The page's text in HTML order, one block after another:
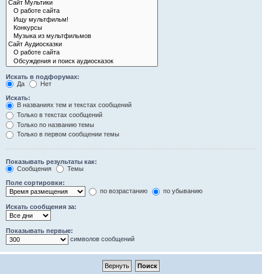
Искать в подфорумах:
Да
Нет
Искать:
В названиях тем и текстах сообщений
Только в текстах сообщений
Только по названию темы
Только в первом сообщении темы
Показывать результаты как:
Сообщения
Темы
Поле сортировки:
по возрастанию
по убыванию
Искать сообщения за:
Показывать первые:
символов сообщений